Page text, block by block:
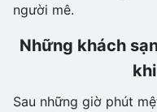
người mê.
Những khách
Sau những giờ phút